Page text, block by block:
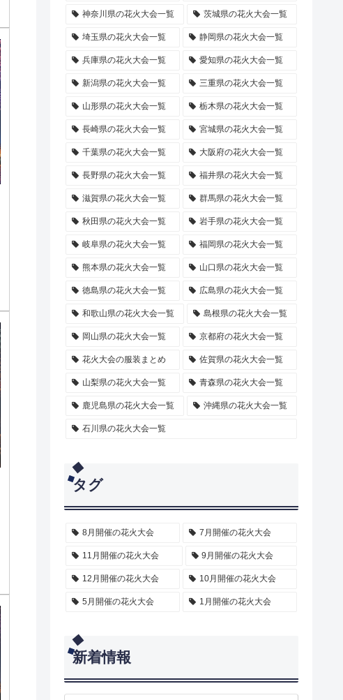
神奈川県の花火大会一覧 茨城県の花火大会一覧
埼玉県の花火大会一覧 静岡県の花火大会一覧
兵庫県の花火大会一覧 愛知県の花火大会一覧
新潟県の花火大会一覧 三重県の花火大会一覧
山形県の花火大会一覧 栃木県の花火大会一覧
長崎県の花火大会一覧 宮城県の花火大会一覧
千葉県の花火大会一覧 大阪府の花火大会一覧
長野県の花火大会一覧 福井県の花火大会一覧
滋賀県の花火大会一覧 群馬県の花火大会一覧
秋田県の花火大会一覧 岩手県の花火大会一覧
岐阜県の花火大会一覧 福岡県の花火大会一覧
熊本県の花火大会一覧 山口県の花火大会一覧
徳島県の花火大会一覧 広島県の花火大会一覧
和歌山県の花火大会一覧 島根県の花火大会一覧
岡山県の花火大会一覧 京都府の花火大会一覧
花火大会の服装まとめ 佐賀県の花火大会一覧
山梨県の花火大会一覧 青森県の花火大会一覧
鹿児島県の花火大会一覧 沖縄県の花火大会一覧
石川県の花火大会一覧
タグ
8月開催の花火大会 7月開催の花火大会
11月開催の花火大会 9月開催の花火大会
12月開催の花火大会 10月開催の花火大会
5月開催の花火大会 1月開催の花火大会
新着情報